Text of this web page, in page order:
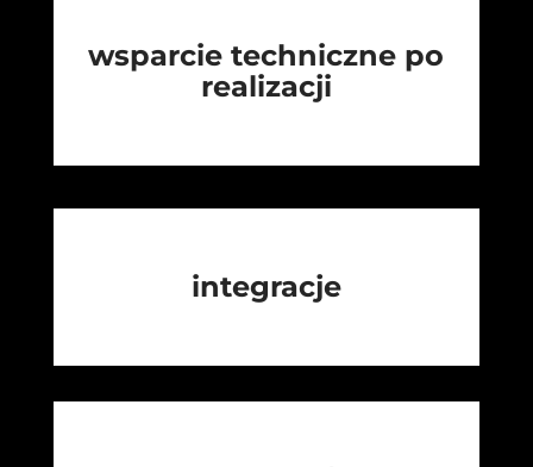
wsparcie techniczne po
realizacji
integracje